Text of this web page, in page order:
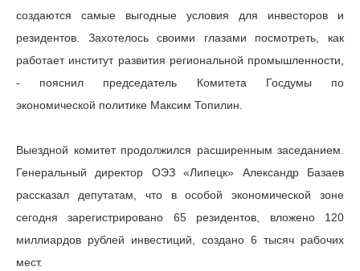
создаются самые выгодные условия для инвесторов и
резидентов. Захотелось своими глазами посмотреть, как
работает институт развития региональной промышленности,
- пояснил председатель Комитета Госдумы по
экономической политике Максим Топилин.
Выездной комитет продолжился расширенным заседанием.
Генеральный директор ОЭЗ «Липецк» Александр Базаев
рассказал депутатам, что в особой экономической зоне
сегодня зарегистрировано 65 резидентов, вложено 120
миллиардов рублей инвестиций, создано 6 тысяч рабочих
мест.